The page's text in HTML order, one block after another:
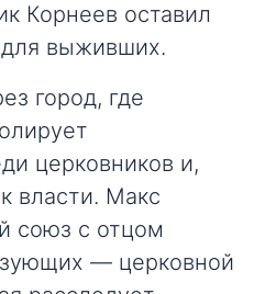
Корнеев оставил
выживших.
город, где
церковников и,
власти. Макс
союз с отцом
— церковной